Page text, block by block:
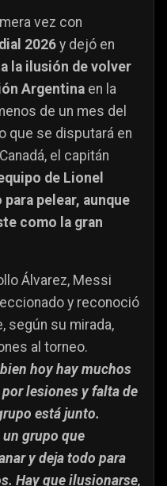
vez con
2026y dejó en
la ilusión de volver
Argentina en la
de un mes del
que se disputará en
el capitán
de Lionel
pelear, aunque
como la gran
Álvarez, Messi
y reconoció
según su mirada,
al torneo.
hoy hay muchos
lesiones y falta de
está junto.
grupo que
y deja todo para
Hay que ilusionarse,